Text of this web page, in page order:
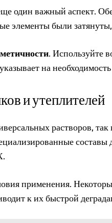
один важный аспект.
элементы были
. Используйте
на
и утеплителей
растворов,
применения.
к их быстрой